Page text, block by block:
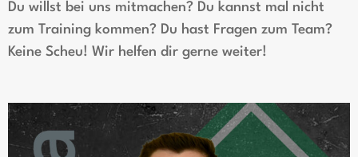
Du willst bei uns mitmachen? Du kannst mal nicht
zum Training kommen? Du hast Fragen zum Team?
Keine Scheu! Wir helfen dir gerne weiter!